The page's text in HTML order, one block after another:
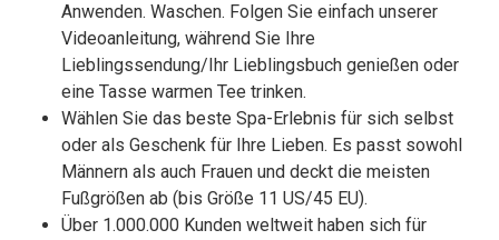
Anwenden. Waschen. Folgen Sie einfach unserer
Videoanleitung, während Sie Ihre
Lieblingssendung/Ihr Lieblingsbuch genießen oder
eine Tasse warmen Tee trinken.
Wählen Sie das beste Spa-Erlebnis für sich selbst
oder als Geschenk für Ihre Lieben. Es passt sowohl
Männern als auch Frauen und deckt die meisten
Fußgrößen ab (bis Größe 11 US/45 EU).
Über 1.000.000 Kunden weltweit haben sich für